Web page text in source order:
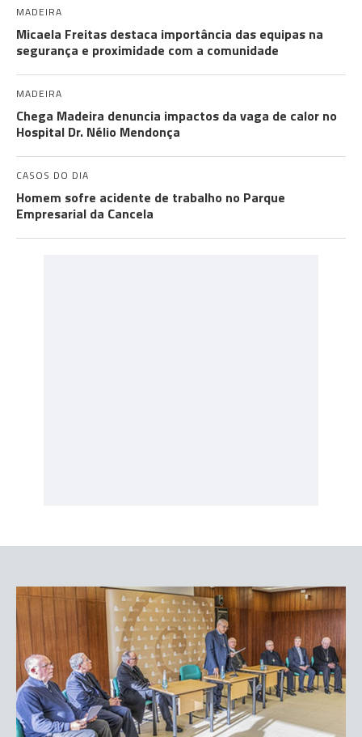
MADEIRA
Micaela Freitas destaca importância das equipas na
segurança e proximidade com a comunidade
MADEIRA
Chega Madeira denuncia impactos da vaga de calor no
Hospital Dr. Nélio Mendonça
CASOS DO DIA
Homem sofre acidente de trabalho no Parque
Empresarial da Cancela